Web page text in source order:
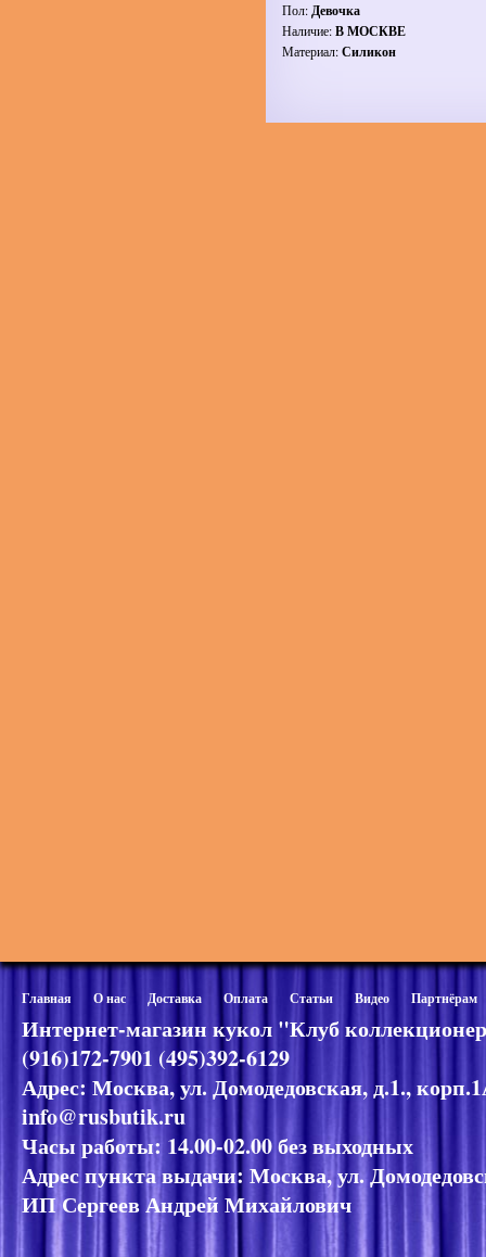
Пол:Девочка
Наличие:В МОСКВЕ
Материал:Силикон
Главная О нас Доставка Оплата Статьи Видео Партнёрам
Интернет-магазин кукол "Клуб
(916)172-7901 (495)392-6129
Адрес: Москва, ул. Домодедовская, д.1.,
info@rusbutik.ru
Часы работы: 14.00-02.00 без выходных
Адрес пункта выдачи: Москва, ул.
ИП Сергеев Андрей Михайлович